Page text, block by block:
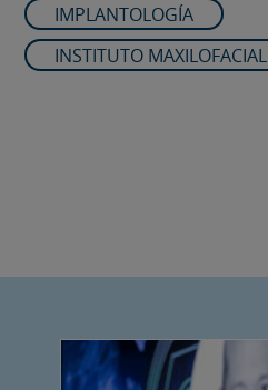
IMPLANTOLOGÍA
INSTITUTO MAXILOFACIAL